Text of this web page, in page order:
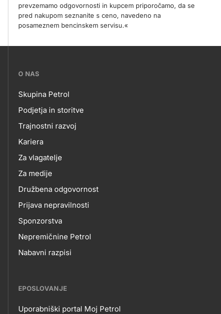
prevzemamo odgovornosti in kupcem priporočamo, da se
pred nakupom seznanite s ceno, navedeno na
posameznem bencinskem servisu.«
???
skupno.footer-
title???
O NAS
O
NAS
Skupina Petrol
Podjetja in storitve
Trajnostni razvoj
Kariera
Za vlagatelje
Za medije
Družbena odgovornost
Prijava nepravilnosti
Sponzorstva
Nepremičnine Petrol
Nabavni razpisi
EPOSLOVANJE
Uporabniški portal Moj Petrol